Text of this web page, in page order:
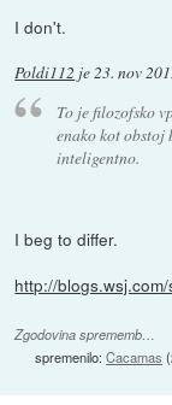
I don't.
Poldi112 je23. nov
To je filozofsko
enako kot obstoj
inteligentno.
I beg to differ.
http://
Zgodovina sprememb…
spremenilo:Cacamas (